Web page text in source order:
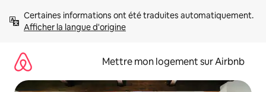
directement
Afficher la langue d'origine
Mettre mon logement sur Airbnb